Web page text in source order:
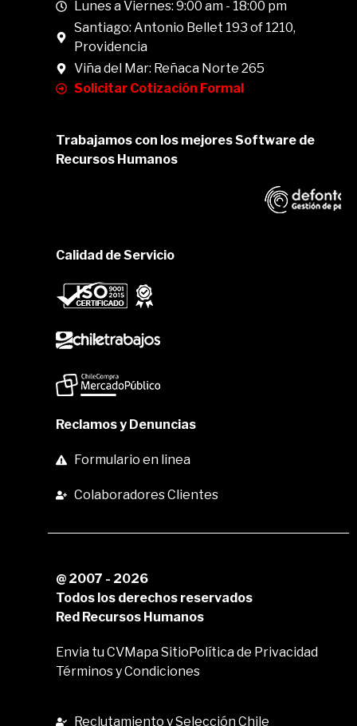
Lunes a Viernes: 9:00 am - 18:00 pm
Santiago: Antonio Bellet 193 of 1210,
Providencia
Viña del Mar: Reñaca Norte 265
Solicitar Cotización Formal
Trabajamos con los mejores Software de
Recursos Humanos
Calidad de Servicio
Reclamos y Denuncias
Formulario en linea
Colaboradores Clientes
@ 2007 - 2026
Todos los derechos reservados
Red Recursos Humanos
Envia tu CVMapa Sitio Política de Privacidad
Términos y Condiciones
Reclutamiento y Selección Chile